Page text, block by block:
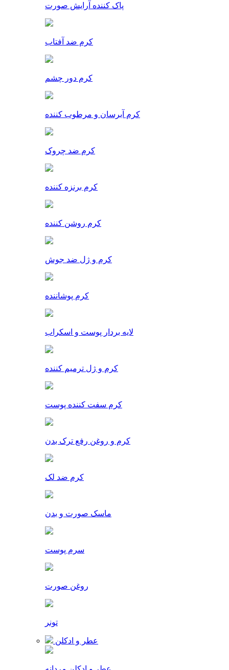
پاک کننده آرایش صورت
کرم ضد آفتاب
کرم دور چشم
کرم آبرسان و مرطوب کننده
کرم ضد چروک
کرم برنزه کننده
کرم روشن کننده
کرم و ژل ضد جوش
کرم پوشاننده
لایه بردار پوست و اسکراب
کرم و ژل ترمیم کننده
کرم سفت کننده پوست
کرم و روغن رفع ترک بدن
کرم ضد لک
ماسک صورت و بدن
سرم پوست
روغن صورت
تونر
عطر و ادکلن